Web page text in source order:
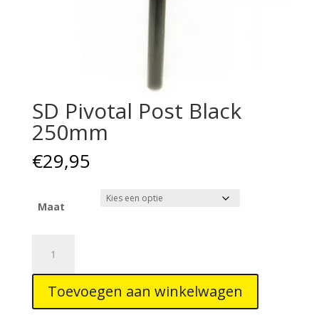
SD Pivotal Post Black
250mm
€29,95
Maat
Pivotal
Post
Black
250mm
Toevoegen aan winkelwagen